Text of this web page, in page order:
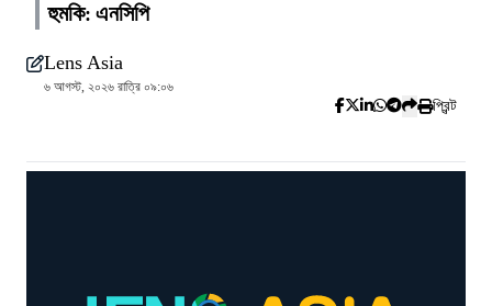
হুমকি: এনসিপি
Lens Asia
৬ আগস্ট, ২০২৬ রাত্রি ০৯:০৬
প্রিন্ট